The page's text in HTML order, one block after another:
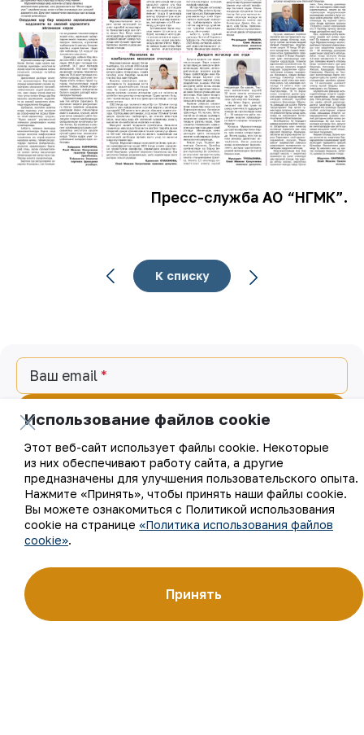
Пресс-служба АО “НГМК”.
К списку
Ваш email
Подписаться на обновления
АО «Навоийский горно-металлургический комбинат»
(АО «НГМК») входит в четвёрку крупнейших мировых
производителей золота. Являясь современным
предприятием, использующим последние инновации
и передовые технологии, компания освоила полный цикл
готовой продукции. Золотые слитки АО «НГМК»
со знаком пробы «999,9» стали узнаваемым брендом
Узбекистана на мировых биржах цветных металлов.
Использование файлов cookie
Этот веб-сайт использует файлы cookie. Некоторые
из них обеспечивают работу сайта, а другие
предназначены для улучшения пользовательского опыта.
Нажмите «Принять», чтобы принять наши файлы cookie.
Вы можете ознакомиться с Политикой использования
cookie на странице «Политика использования файлов
cookie».
Принять